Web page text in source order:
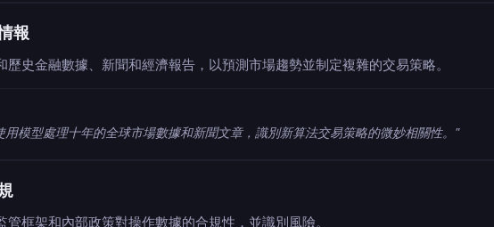
報
歷史金融數據、新聞和經濟報告，以預測市場趨勢並制定複雜的交易策略。
模型處理十年的全球市場數據和新聞文章，識別新算法交易策略的微妙相關性。 "
管框架和內部政策對操作數據的合規性，並識別風險。